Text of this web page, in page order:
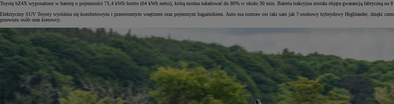
Toyotę bZ4X wyposażono w baterię o pojemności 71,4 kWh brutto (64 kWh netto), którą można naładować do 80% w około 30 min. Bateria trakcyjna została objęta gwarancją fabryczną
Elektryczny SUV Toyoty wyróżnia się komfortowym i przestronnym wnętrzem oraz pojemnym bagażnikiem. Auto ma rozstaw osi taki sam jak 7-osobowy hybrydowy Highlander, dzięki
przewozu osób oraz kierowcy.